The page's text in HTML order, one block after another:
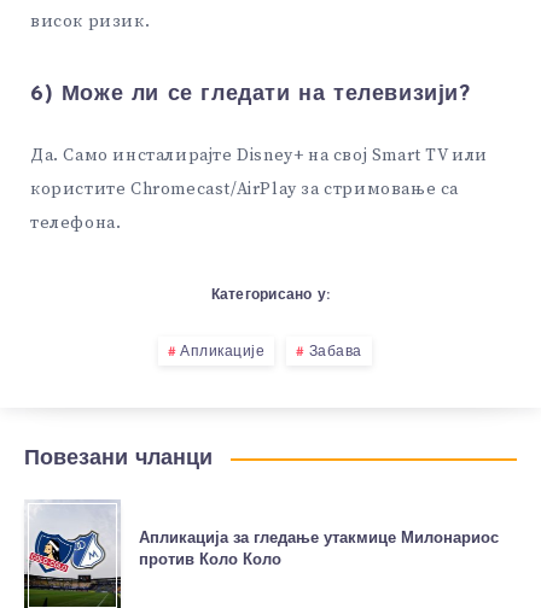
висок ризик.
6) Може ли се гледати на телевизији?
Да. Само инсталирајте Disney+ на свој Smart TV или
користите Chromecast/AirPlay за стримовање са
телефона.
Категорисано у:
Апликације Забава
Повезани чланци
Апликација за гледање утакмице Милонариос
против Коло Коло